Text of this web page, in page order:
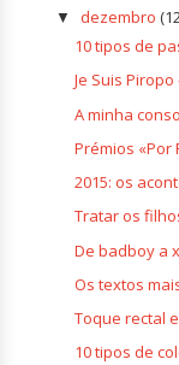
▼ dezembro
10 tipos de
Je Suis
A minha
Prémios «Por
2015: os
Tratar os
De badboy a
Os textos
Toque rectal
10 tipos de